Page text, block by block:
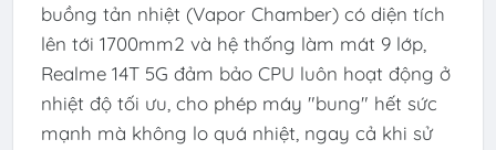
buồng tản nhiệt (Vapor Chamber) có diện tích
lên tới 1700mm2 và hệ thống làm mát 9 lớp,
Realme 14T 5G đảm bảo CPU luôn hoạt động ở
nhiệt độ tối ưu, cho phép máy "bung" hết sức
mạnh mà không lo quá nhiệt, ngay cả khi sử